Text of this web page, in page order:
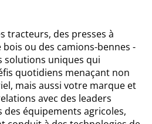
tracteurs, des presses à
ou des camions-bennes -
solutions uniques qui
quotidiens menaçant non
mais aussi votre marque et
avec des leaders
équipements agricoles,